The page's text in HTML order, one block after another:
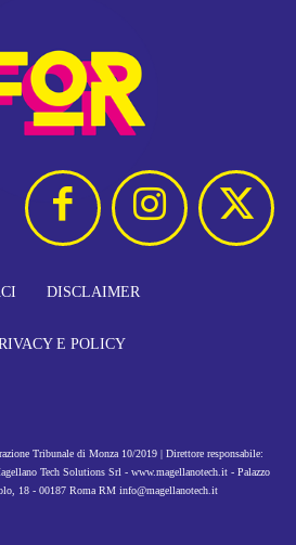
DISCLAIMER
E POLICY
Tribunale di Monza 10/2019 | Direttore responsabile:
Tech Solutions Srl - www.magellanotech.it - Palazzo
18 - 00187 Roma RM info@magellanotech.it